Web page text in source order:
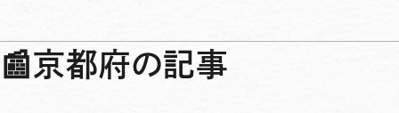
📰京都府の記事